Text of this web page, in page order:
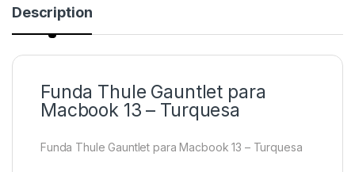
Description
Funda Thule Gauntlet para
Macbook 13 – Turquesa
Funda Thule Gauntlet para Macbook 13 – Turquesa